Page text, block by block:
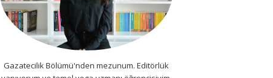
Gazatecilik Bölümü'nden mezunum. Editörlük